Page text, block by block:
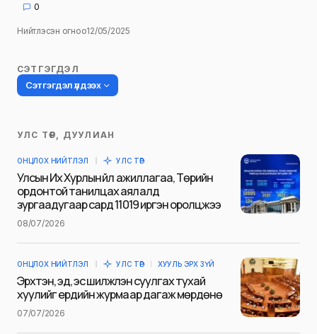
0
Нийтлэсэн огноо12/05/2025
СЭТГЭГДЭЛ
Сэтгэгдэл үлдээх
Таны имэйл хаягийг нийтлэхгүй.
тэмдэглэсэн
Name
УЛС ТӨР, ДУУЛИАН
ОНЦЛОХ НИЙТЛЭЛ УЛС ТӨР
Улсын Их Хурлын үйл ажиллагаа, Төрийн
ордонтой танилцах аялалд
зургаадугаар сард 11019 иргэн оролцжээ
08/07/2026
ОНЦЛОХ НИЙТЛЭЛ УЛС ТӨР ХУУЛЬ ЭРХ ЗҮЙ
Эрхтэн, эд, эс шилжүүлэн суулгах тухай
хуулийг ердийн журмаар дагаж мөрдөнө
07/07/2026